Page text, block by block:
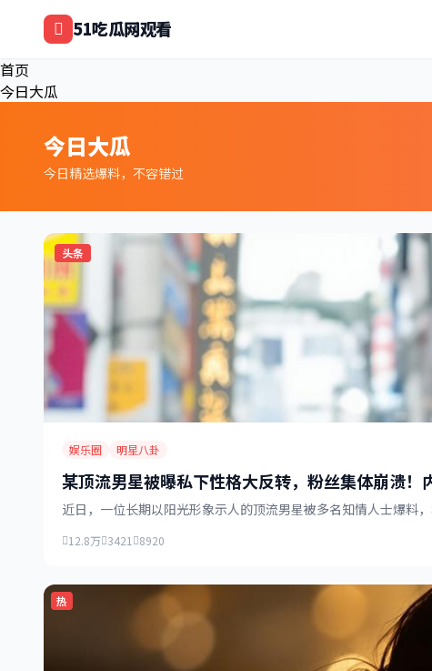
跳过导航
51吃瓜网观看
首页
今日大瓜
今日大瓜
今日精选爆料，不容错过
头条
娱乐圈 明星八卦
某顶流男星被曝私下性格大反转，粉丝集体崩溃！
近日，一位长期以阳光形象示人的顶流男星被多名知情人士爆料
12.8万 3421 8920
热